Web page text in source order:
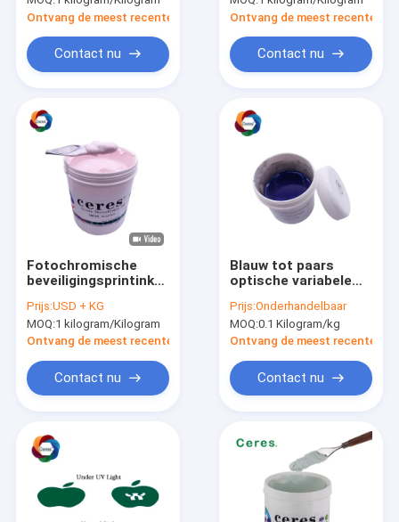
Producten
VR-show
Ontvang de meest recente Prijs
Contact nu
Ontvang de meest recente
Contact nu
Fotochromische
beveiligingsprintink
Kleurloze T-
shirtprintink
Prijs:USD + KG
MOQ:1 kilogram/Kilogram
Ontvang de meest recente Prijs
Contact nu
Blauw tot paars
optische variabele
Prijs:Onderhandelbaar
MOQ:0.1 Kilogram/kg
Ontvang de meest recente
Contact nu